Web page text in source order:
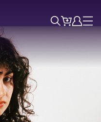
ZoekTicketsAccount
Menu